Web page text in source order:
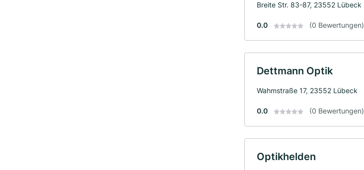
Breite Str. 83-87, 23552 Lübeck
0.0 (0 Bewertungen)
Dettmann Optik
Wahmstraße 17, 23552 Lübeck
0.0 (0 Bewertungen)
Optikhelden